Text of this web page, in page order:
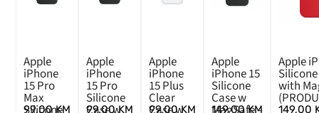
Apple
iPhone
15 Pro
Max
99,00KM
Apple
iPhone
15 Pro
Silicone
99,00KM
Apple
iPhone
15 Plus
Clear
99,00KM
Apple
iPhone 15
Silicone
Case w
149,00KM
Apple
with
149,00